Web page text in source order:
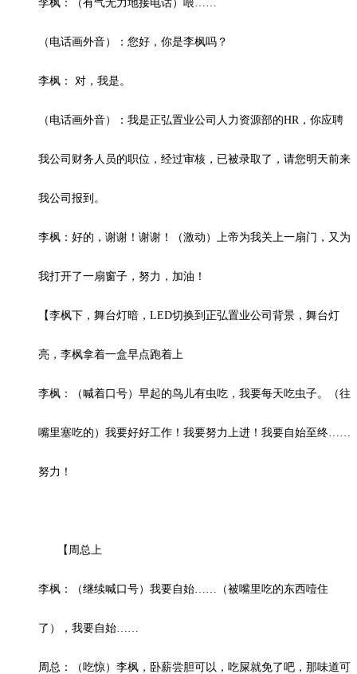
李枫：（有气无力地接电话）喂……
（电话画外音）：您好，你是李枫吗？
李枫： 对，我是。
（电话画外音）：我是正弘置业公司人力资源部的HR，你应聘
我公司财务人员的职位，经过审核，已被录取了，请您明天前来
我公司报到。
李枫：好的，谢谢！谢谢！（激动）上帝为我关上一扇门，又为
我打开了一扇窗子，努力，加油！
【李枫下，舞台灯暗，LED切换到正弘置业公司背景，舞台灯
亮，李枫拿着一盒早点跑着上
李枫：（喊着口号）早起的鸟儿有虫吃，我要每天吃虫子。（往
嘴里塞吃的）我要好好工作！我要努力上进！我要自始至终……
努力！
【周总上
李枫：（继续喊口号）我要自始……（被嘴里吃的东西噎住
了），我要自始……
周总：（吃惊）李枫，卧薪尝胆可以，吃屎就免了吧，那味道可